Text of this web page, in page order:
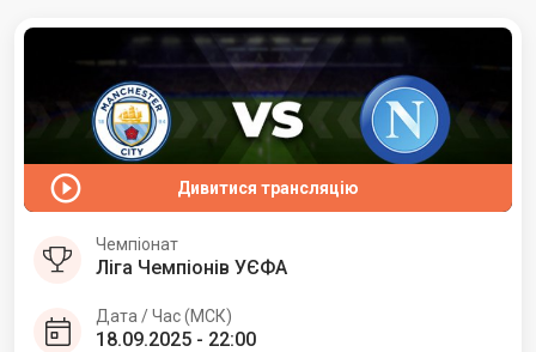
Дивитися трансляцію
Чемпіонат
Ліга Чемпіонів УЄФА
Дата / Час (МСК)
18.09.2025 - 22:00